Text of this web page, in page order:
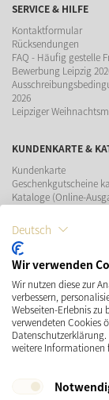
SERVICE & HILFE
Kontaktformular
Rücksendungen
FAQ - Häufig gestelle
Bewerbung Leipzig
2026
Leipziger
KUNDENKARTE &
Kundenkarte
Geschenkgutscheine
Kataloge (Online-
VERSAND
Deutsch
Wir verwenden
Wir nutzen diese zur
verbessern,
Webseiten-Erlebnis
verwendeten Cookies
weitere Informationen